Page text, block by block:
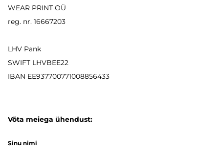
WEAR PRINT OÜ
reg. nr. 16667203
LHV Pank
SWIFT LHVBEE22
IBAN EE937700771008856433
Võta meiega ühendust:
Sinu nimi